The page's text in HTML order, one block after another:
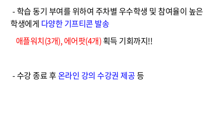
- 학습 동기 부여를 위하여 주차별 우수학생 및 참여율이 높은
학생에게 다양한 기프티콘 발송
애플워치(3개), 에어팟(4개) 획득 기회까지!!
- 수강 종료 후온라인 강의 수강권 제공등